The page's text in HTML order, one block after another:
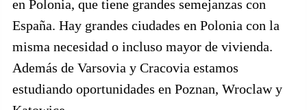
en Polonia, que tiene grandes semejanzas con
España. Hay grandes ciudades en Polonia con la
misma necesidad o incluso mayor de vivienda.
Además de Varsovia y Cracovia estamos
estudiando oportunidades en Poznan, Wroclaw y